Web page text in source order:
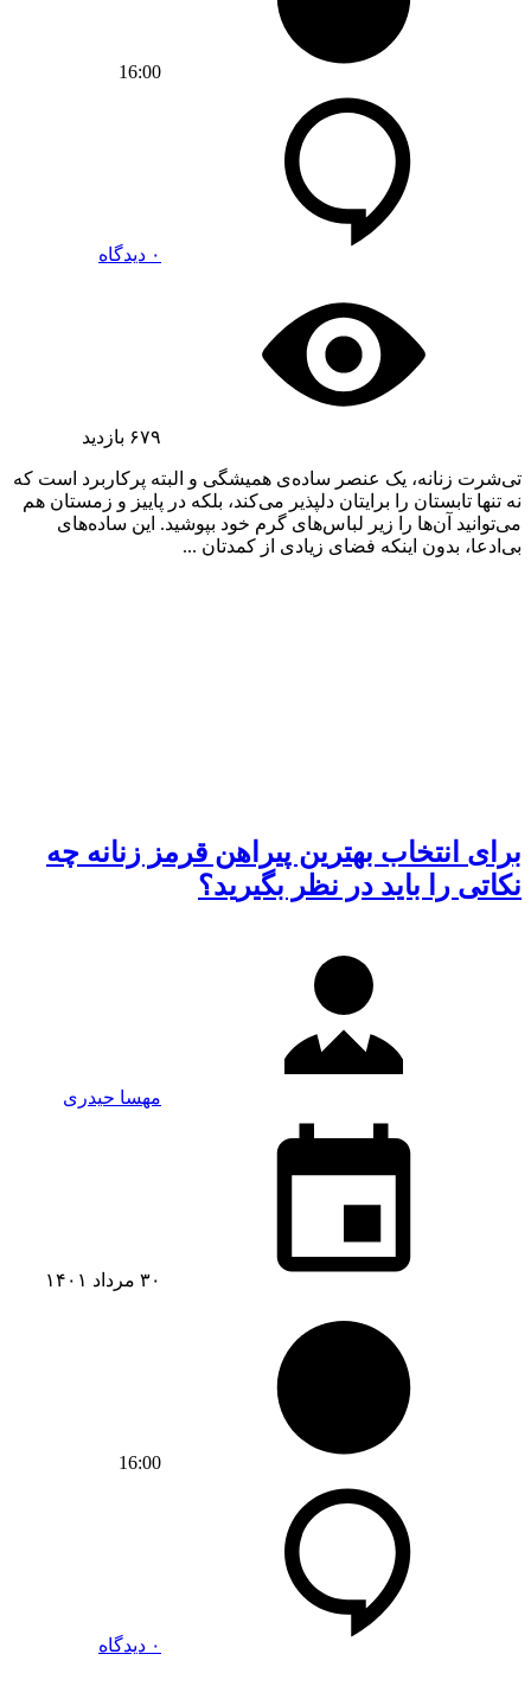
16:00
۰ دیدگاه
۶۷۹ بازدید
تی‌شرت زنانه، یک عنصر ساده‌ی همیشگی و البته پرکاربرد است که
نه تنها تابستان را برایتان دلپذیر می‌کند، بلکه در پاییز و زمستان هم
می‌توانید آن‌ها را زیر لباس‌های گرم خود بپوشید. این ساده‌های
بی‌ادعا، بدون اینکه فضای زیادی از کمدتان ...
برای انتخاب بهترین پیراهن قرمز زنانه چه
نکاتی را باید در نظر بگیرید؟
مهسا حیدری
۳۰ مرداد ۱۴۰۱
16:00
۰ دیدگاه